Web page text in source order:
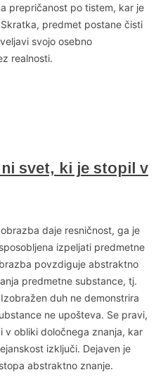
prepričanost po tistem, kar je
predmet postane čisti
svojo osebno
realnosti.
svet, ki je stopil v
daje resničnost, ga je
izpeljati predmetne
povzdiguje abstraktno
predmetne substance, tj.
duh ne demonstrira
ne upošteva. Se pravi,
v obliki določnega znanja, kar
izključi. Dejaven je
abstraktno znanje.